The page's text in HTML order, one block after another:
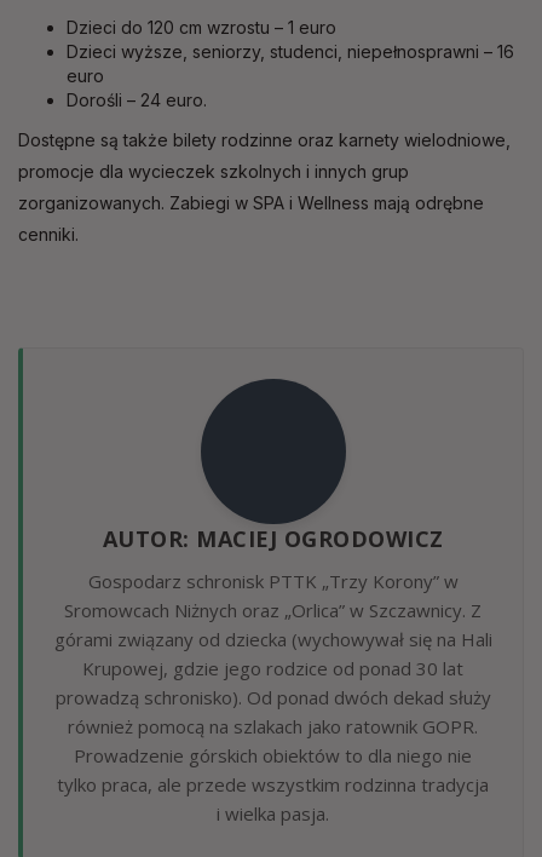
Dzieci do 120 cm wzrostu – 1 euro
Dzieci wyższe, seniorzy, studenci, niepełnosprawni – 16
euro
Dorośli – 24 euro.
Dostępne są także bilety rodzinne oraz karnety wielodniowe,
promocje dla wycieczek szkolnych i innych grup
zorganizowanych. Zabiegi w SPA i Wellness mają odrębne
cenniki.
AUTOR: MACIEJ OGRODOWICZ
Gospodarz schronisk PTTK „Trzy Korony” w
Sromowcach Niżnych oraz „Orlica” w Szczawnicy. Z
górami związany od dziecka (wychowywał się na Hali
Krupowej, gdzie jego rodzice od ponad 30 lat
prowadzą schronisko). Od ponad dwóch dekad służy
również pomocą na szlakach jako ratownik GOPR.
Prowadzenie górskich obiektów to dla niego nie
tylko praca, ale przede wszystkim rodzinna tradycja
i wielka pasja.